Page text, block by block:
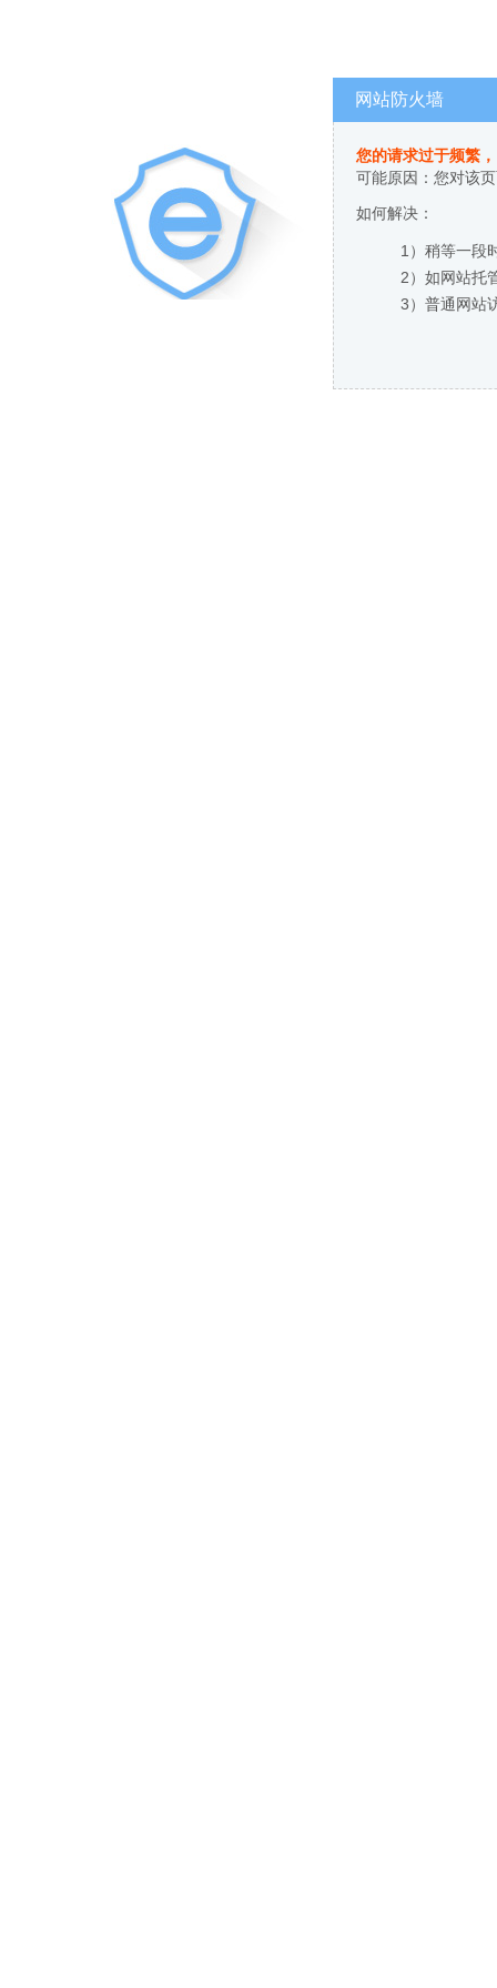
网站防火墙
您的请求过于频繁
可能原因：您对该
如何解决：
1）稍等一段
2）如网站托
3）普通网站